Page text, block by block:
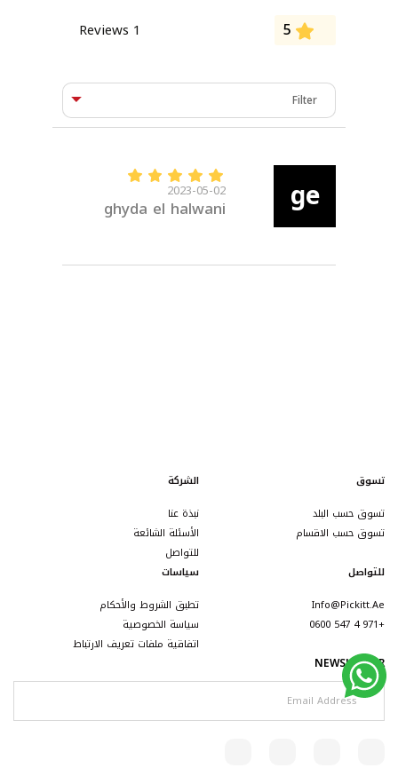
5
1 Reviews
ge
2023-05-02
ghyda el halwani
تسوق
تسوق حسب البلد
تسوق حسب الاقسام
الشركة
نبذة عنا
الأسئلة الشائعة
للتواصل
للتواصل
Info@pickitt.ae
+971 4 547 0600
سياسات
تطبق الشروط والأحكام
سياسة الخصوصية
اتفاقية ملفات تعريف الارتباط
NEWSLETTER